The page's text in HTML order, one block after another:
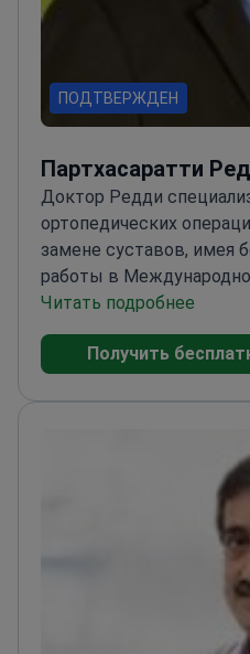
ПОДТВЕРЖДЕН
Партхасаратти
Доктор Редди
ортопедических
замене суставов, имея
работы в
центре FMS. MBBS и
ведущих институтах
ортопедии в
IMA и Индийской
исследовательских
национальных и
Читать подробнее
Получить